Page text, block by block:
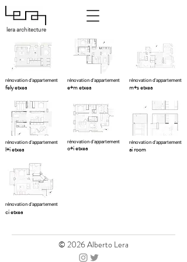
lera architecture
rénovation d'appartement
fely etxea
rénovation d'appartement
l+i etxea
rénovation d'appartement
ci etxea
rénovation d'appartement
e+m etxea
rénovation d'appartement
o+i etxea
rénovation d'appartement
m+s etxea
rénovation d'appartement
ai room
© 2026 Alberto Lera